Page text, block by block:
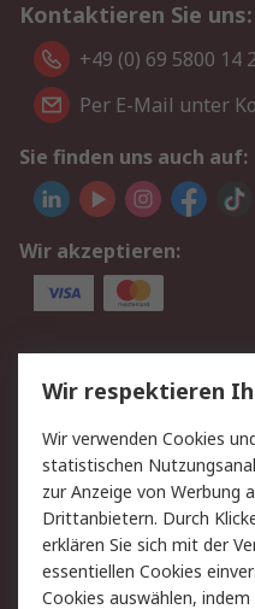
Kontaktieren Sie uns:
+49 (0) 69 5800 14
Per E-Mail unter
Sie finden uns auch auf:
Wir akzeptieren:
Service
Value Added Services
Rücksendungen
Hilfe
Rechtliches
AGB
Wir respektieren
Wir verwenden Cookies
statistischen
zur Anzeige von Werbung
Drittanbietern. Durch
erklären Sie sich mit der
essentiellen Cookies
Cookies auswählen,